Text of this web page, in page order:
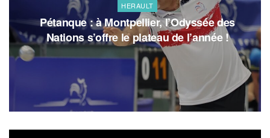
HERAULT
Pétanque : à Montpellier, l’Odyssée des
Nations s’offre le plateau de l’année !